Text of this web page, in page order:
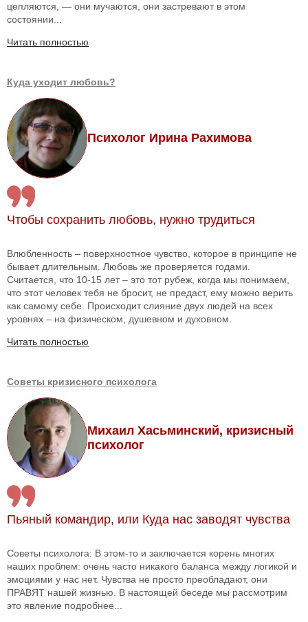
цепляются, — они мучаются, они застревают в этом
состоянии...
Читать полностью
Куда уходит любовь?
Психолог Ирина Рахимова
Чтобы сохранить любовь, нужно трудиться
Влюбленность – поверхностное чувство, которое в принципе не
бывает длительным. Любовь же проверяется годами.
Считается, что 10-15 лет – это тот рубеж, когда мы понимаем,
что этот человек тебя не бросит, не предаст, ему можно верить
как самому себе. Происходит слияние двух людей на всех
уровнях – на физическом, душевном и духовном.
Читать полностью
Советы кризисного психолога
Михаил Хасьминский, кризисный
психолог
Пьяный командир, или Куда нас заводят чувства
Советы психолога: В этом-то и заключается корень многих
наших проблем: очень часто никакого баланса между логикой и
эмоциями у нас нет. Чувства не просто преобладают, они
ПРАВЯТ нашей жизнью. В настоящей беседе мы рассмотрим
это явление подробнее...